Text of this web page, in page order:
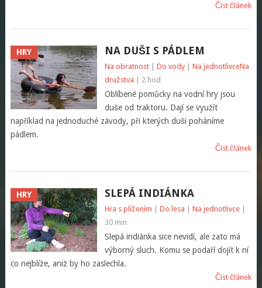
Číst článek
HRY NA DUŠI S PÁDLEM
Na obratnost| Do vody| Na jednotlivceNa
družstva | 2 hod
Oblíbené pomůcky na vodní hry jsou
duše od traktoru. Dají se využít
například na jednoduché závody, při kterých duši poháníme
pádlem.
Číst článek
HRY SLEPÁ INDIÁNKA
Hra s plížením Do lesa Na jednotlivce|
30 min
Slepá indiánka sice nevidí, ale zato má
výborný sluch. Komu se podaří dojít k ní
co nejblíže, aniž by ho zaslechla.
Číst článek